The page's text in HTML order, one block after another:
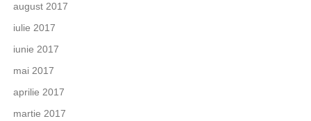
august 2017
iulie 2017
iunie 2017
mai 2017
aprilie 2017
martie 2017